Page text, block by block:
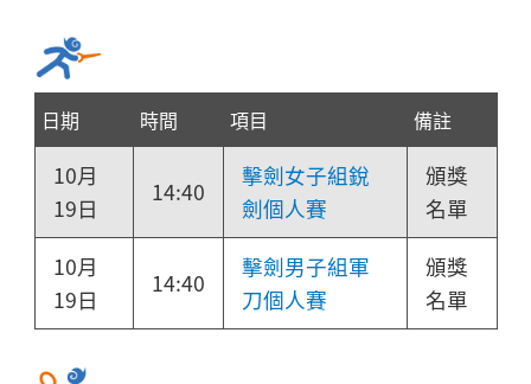
日期 時間 項目 備註
10月
19日
14:40
擊劍女子組銳
劍個人賽
頒獎
名單
10月
19日
14:40
擊劍男子組軍
刀個人賽
頒獎
名單